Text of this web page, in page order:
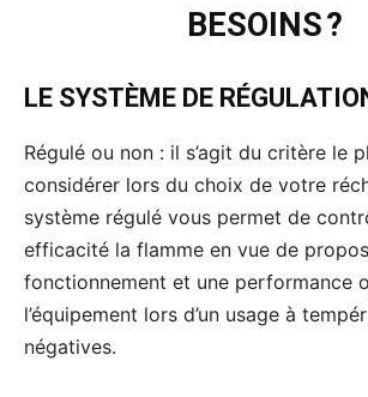
BESOINS ?
LE SYSTÈME DE
Régulé ou non : il s’agit du critère le
considérer lors du choix de votre
système régulé vous permet de
efficacité la flamme en vue de
fonctionnement et une performance
l’équipement lors d’un usage à
négatives.